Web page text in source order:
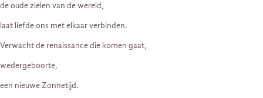
de oude zielen van de wereld,
laat liefde ons met elkaar verbinden.
Verwacht de renaissance die komen gaat,
wedergeboorte,
een nieuwe Zonnetijd.